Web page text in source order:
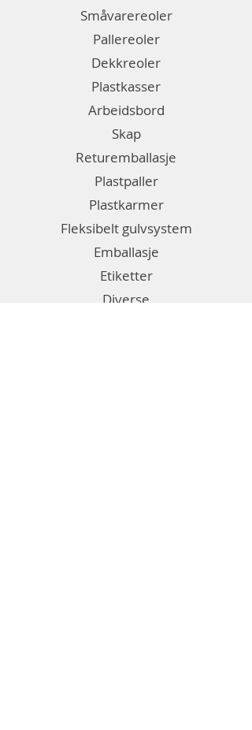
Småvarereoler
Pallereoler
Dekkreoler
Plastkasser
Arbeidsbord
Skap
Returemballasje
Plastpaller
Plastkarmer
Fleksibelt gulvsystem
Emballasje
Etiketter
Diverse